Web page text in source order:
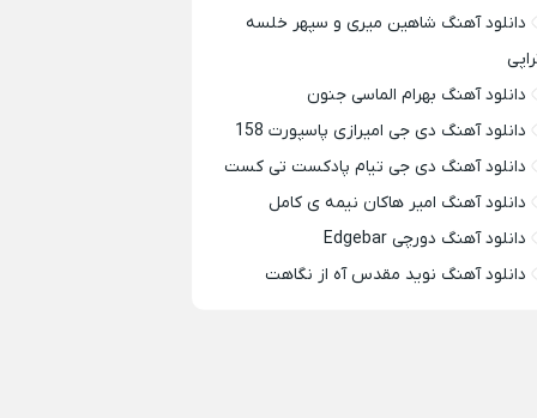
دانلود آهنگ شاهین میری و سپهر خلسه
دانلود آهنگ بهرام الماسی جنون
دانلود آهنگ دی جی امیرازی پاسپورت 158
دانلود آهنگ دی جی تیام پادکست تی کست
دانلود آهنگ امیر هاکان نیمه ی کامل
دانلود آهنگ دورچی Edgebar
دانلود آهنگ نوید مقدس آه از نگاهت